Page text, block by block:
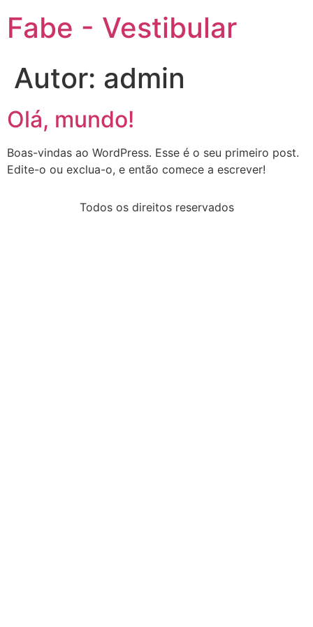
Fabe - Vestibular
Autor: admin
Olá, mundo!
Boas-vindas ao WordPress. Esse é o seu primeiro post.
Edite-o ou exclua-o, e então comece a escrever!
Todos os direitos reservados